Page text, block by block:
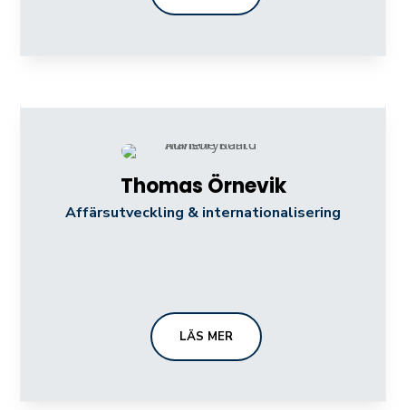
Thomas Örnevik
Affärsutveckling & internationalisering
LÄS MER